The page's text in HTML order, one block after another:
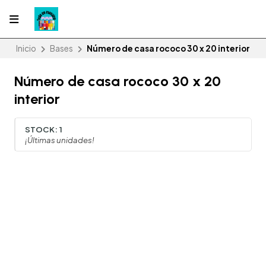
Inicio Bases Número de casa rococo 30 x 20 interior
Número de casa rococo 30 x 20
interior
STOCK: 1
¡Últimas unidades!